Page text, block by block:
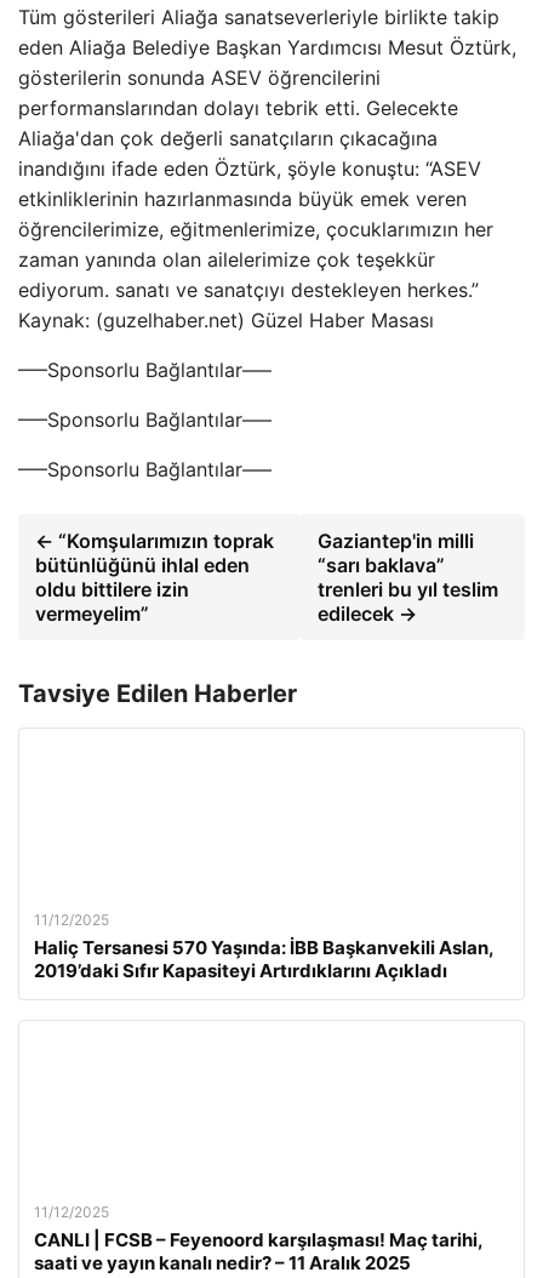
Tüm gösterileri Aliağa sanatseverleriyle birlikte takip
eden Aliağa Belediye Başkan Yardımcısı Mesut Öztürk,
gösterilerin sonunda ASEV öğrencilerini
performanslarından dolayı tebrik etti. Gelecekte
Aliağa'dan çok değerli sanatçıların çıkacağına
inandığını ifade eden Öztürk, şöyle konuştu: “ASEV
etkinliklerinin hazırlanmasında büyük emek veren
öğrencilerimize, eğitmenlerimize, çocuklarımızın her
zaman yanında olan ailelerimize çok teşekkür
ediyorum. sanatı ve sanatçıyı destekleyen herkes.”
Kaynak: (guzelhaber.net) Güzel Haber Masası
—–Sponsorlu Bağlantılar—–
—–Sponsorlu Bağlantılar—–
—–Sponsorlu Bağlantılar—–
← “Komşularımızın toprak
bütünlüğünü ihlal eden
oldu bittilere izin
vermeyelim”
Gaziantep'in milli
“sarı baklava”
trenleri bu yıl teslim
edilecek →
Tavsiye Edilen Haberler
11/12/2025
Haliç Tersanesi 570 Yaşında: İBB Başkanvekili Aslan,
2019’daki Sıfır Kapasiteyi Artırdıklarını Açıkladı
11/12/2025
CANLI | FCSB – Feyenoord karşılaşması! Maç tarihi,
saati ve yayın kanalı nedir? – 11 Aralık 2025